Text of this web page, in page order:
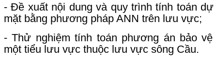
- Đề xuất nội dung và quy trình tính toán
mặt bằng phương pháp ANN trên lưu vực;
- Thử nghiệm tính toán phương án bảo
một tiểu lưu vực thuộc lưu vực sông Cầu.